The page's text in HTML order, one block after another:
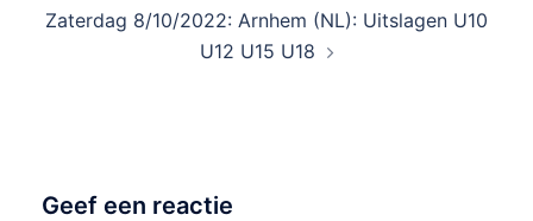
Zaterdag 8/10/2022: Arnhem (NL): Uitslagen U10
U12 U15 U18
Geef een reactie